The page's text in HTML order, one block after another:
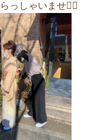
っしゃいませ🙇‍♂️